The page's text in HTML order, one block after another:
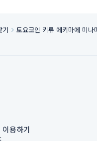
기
토요코인 키류 에키마에 미나
용하기